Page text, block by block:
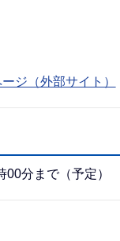
ジ（外部サイト）
分まで（予定）